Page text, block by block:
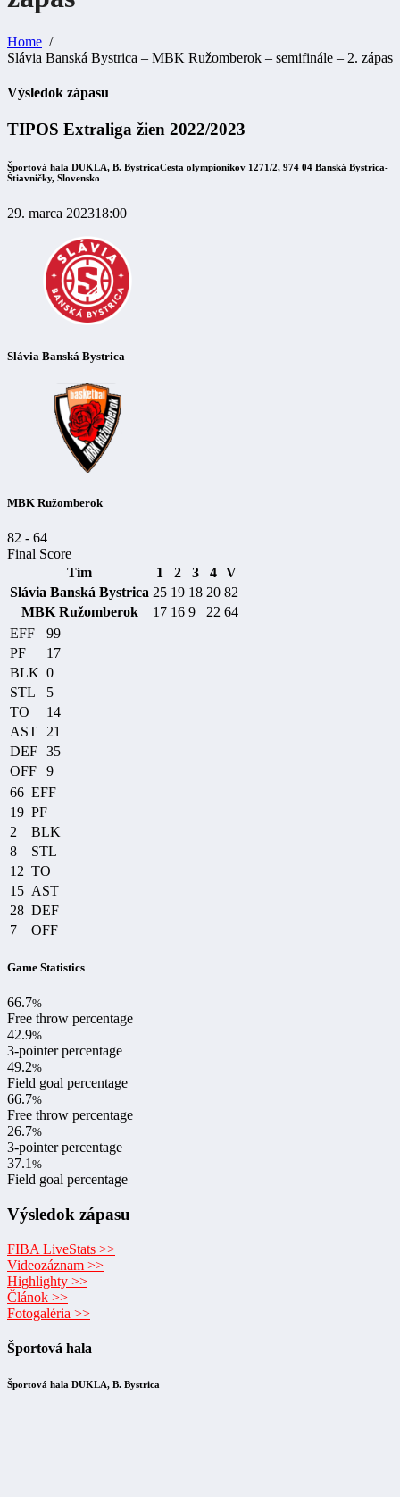
Home
Slávia Banská Bystrica – MBK Ružomberok – semifinále – 2. zápas
Výsledok zápasu
TIPOS Extraliga žien 2022/2023
Športová hala DUKLA, B. BystricaCesta olympionikov 1271/2, 974 04 Banská Bystrica-
Štiavničky, Slovensko
29. marca 202318:00
Slávia Banská Bystrica
MBK Ružomberok
82 - 64
Final Score
Tím
1 2 3 4 V
Slávia Banská Bystrica 25 19 18 20 82
MBK Ružomberok
17 16 9 22 64
EFF
99
PF
17
BLK 0
STL
5
TO
14
AST
21
DEF 35
OFF
9
66 EFF
19 PF
2
BLK
8
STL
12 TO
15 AST
28 DEF
7
OFF
Game Statistics
66.7%
Free throw percentage
42.9%
3-pointer percentage
49.2%
Field goal percentage
66.7%
Free throw percentage
26.7%
3-pointer percentage
37.1 %
Field goal percentage
Výsledok zápasu
FIBA LiveStats >>
Videozáznam >>
Highlighty >>
Článok >>
Fotogaléria >>
Športová hala
Športová hala DUKLA, B. Bystrica